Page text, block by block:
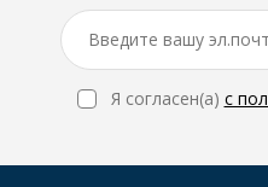
Я согласен(a) с